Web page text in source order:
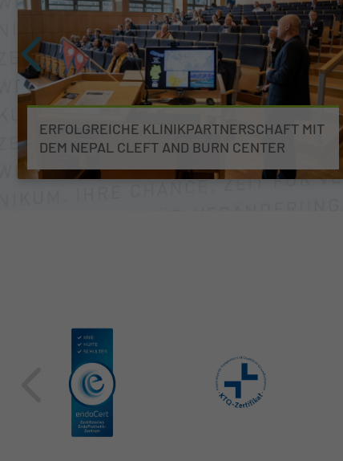
ERFOLGREICHE KLINIKPARTNERSCHAFT MIT
DEM NEPAL CLEFT AND BURN CENTER